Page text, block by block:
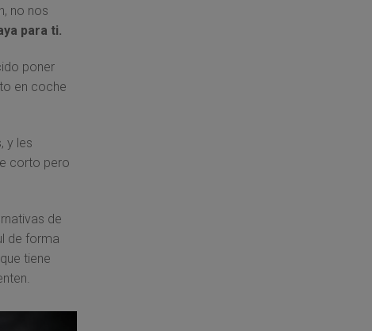
no nos
para ti.
poner
en coche
y les
corto pero
de
de forma
tiene